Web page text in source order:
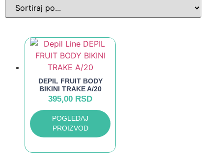
DEPIL FRUIT BODY
BIKINI TRAKE A/20
395,00 RSD
POGLEDAJ
PROIZVOD